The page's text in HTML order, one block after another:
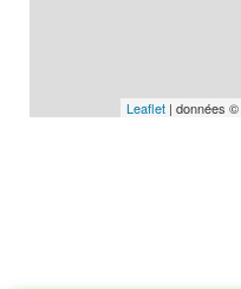
Leaflet | données ©